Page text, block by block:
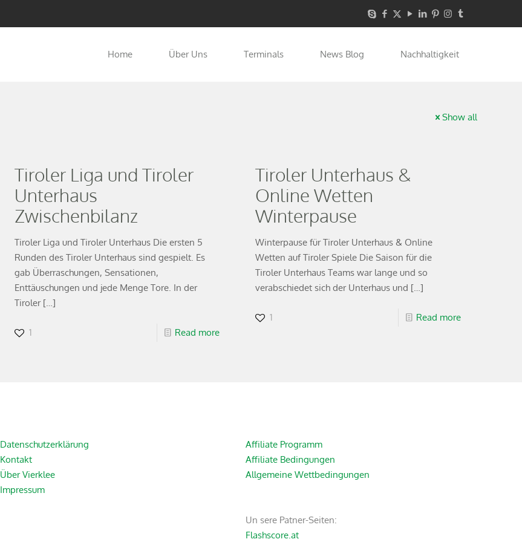
Home Über Uns Terminals News Blog Nachhaltigkeit
Show all
Tiroler Liga und Tiroler
Unterhaus
Zwischenbilanz
Tiroler Liga und Tiroler Unterhaus Die ersten 5
Runden des Tiroler Unterhaus sind gespielt. Es
gab Überraschungen, Sensationen,
Enttäuschungen und jede Menge Tore. In der
Tiroler[…]
1 Read more
Tiroler Unterhaus &
Online Wetten
Winterpause
Winterpause für Tiroler Unterhaus & Online
Wetten auf Tiroler Spiele Die Saison für die
Tiroler Unterhaus Teams war lange und so
verabschiedet sich der Unterhaus und […]
1 Read more
Datenschutzerklärung
Kontakt
Über Vierklee
Impressum
Affiliate Programm
Affiliate Bedingungen
Allgemeine Wettbedingungen
Un sere Patner-Seiten:
Flashscore.at